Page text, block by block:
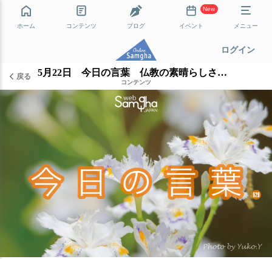
ホーム コンテンツ ブログ
New
イベント メニュー
ログイン
戻る 5月22日 今日の言葉 仏教の素晴らしさを伝える最高の方法
コンテンツ